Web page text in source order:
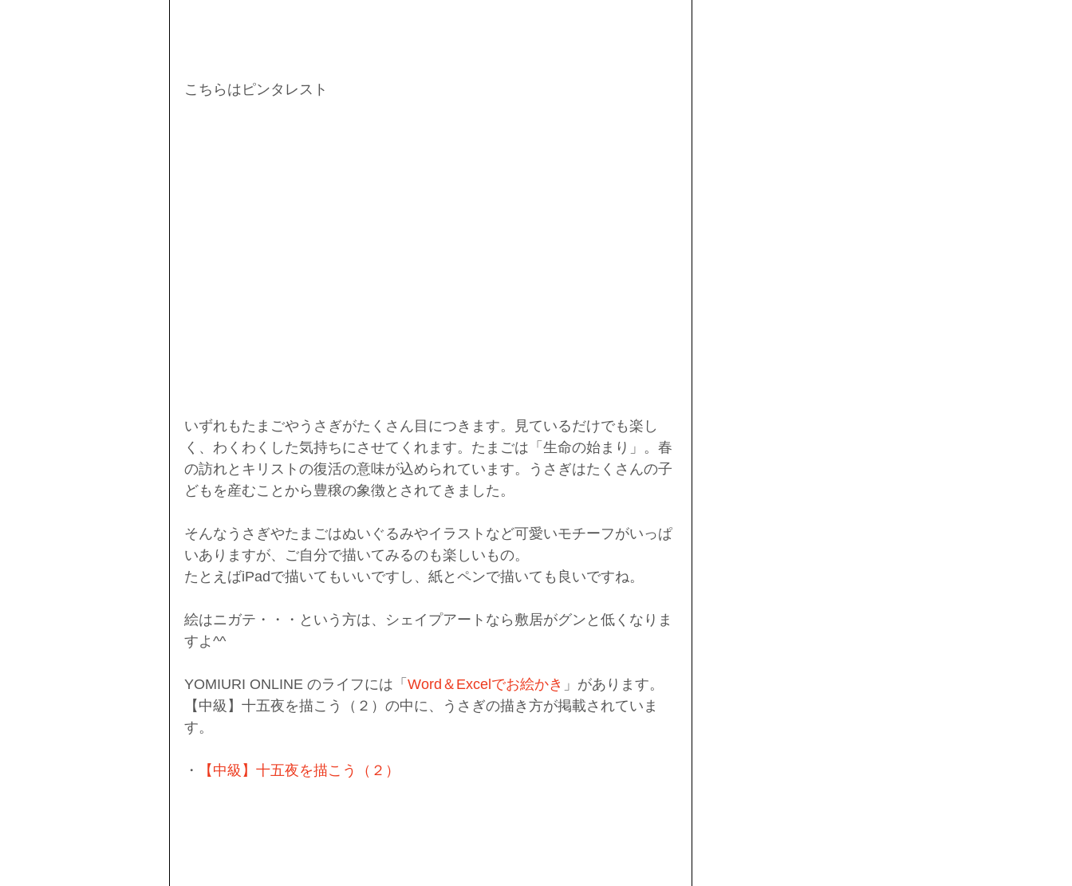
こちらはピンタレスト
いずれもたまごやうさぎがたくさん目につきます。見ているだけでも楽し
く、わくわくした気持ちにさせてくれます。たまごは「生命の始まり」。春
の訪れとキリストの復活の意味が込められています。うさぎはたくさんの子
どもを産むことから豊穣の象徴とされてきました。
そんなうさぎやたまごはぬいぐるみやイラストなど可愛いモチーフがいっぱ
いありますが、ご自分で描いてみるのも楽しいもの。
たとえばiPadで描いてもいいですし、紙とペンで描いても良いですね。
絵はニガテ・・・という方は、シェイプアートなら敷居がグンと低くなりま
すよ^^
YOMIURI ONLINE のライフには「 Word＆Excelでお絵かき 」があります。
【中級】十五夜を描こう（２）の中に、うさぎの描き方が掲載されていま
す。
・ 【中級】十五夜を描こう（２）